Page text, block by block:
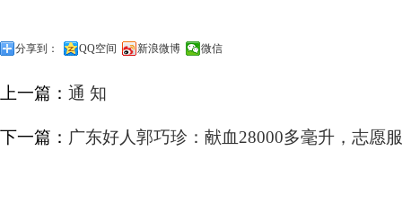
分享到： QQ空间 新浪微博 微信
上一篇： 通 知
下一篇： 广东好人郭巧珍：献血28000多毫升，志愿